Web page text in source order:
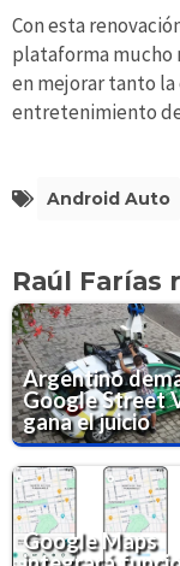
Con esta
plataforma mucho
en mejorar tanto
entretenimiento
Android Auto
Raúl Farías
Argentino
Google Street
gana el juicio
Google Maps